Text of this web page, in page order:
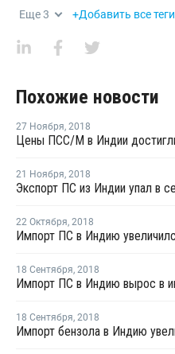
Еще3 +Добавить все
Похожие новости
27 Ноября, 2018
21 Ноября, 2018
Экспорт ПС из Индии упал в
22 Октября, 2018
Импорт ПС в Индию
18 Сентября, 2018
Импорт ПС в Индию вырос в
18 Сентября, 2018
Импорт бензола в Индию